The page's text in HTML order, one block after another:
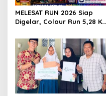
MELESAT RUN 2026 Siap
Digelar, Colour Run 5,28 Km
dan Promosi Kuningan